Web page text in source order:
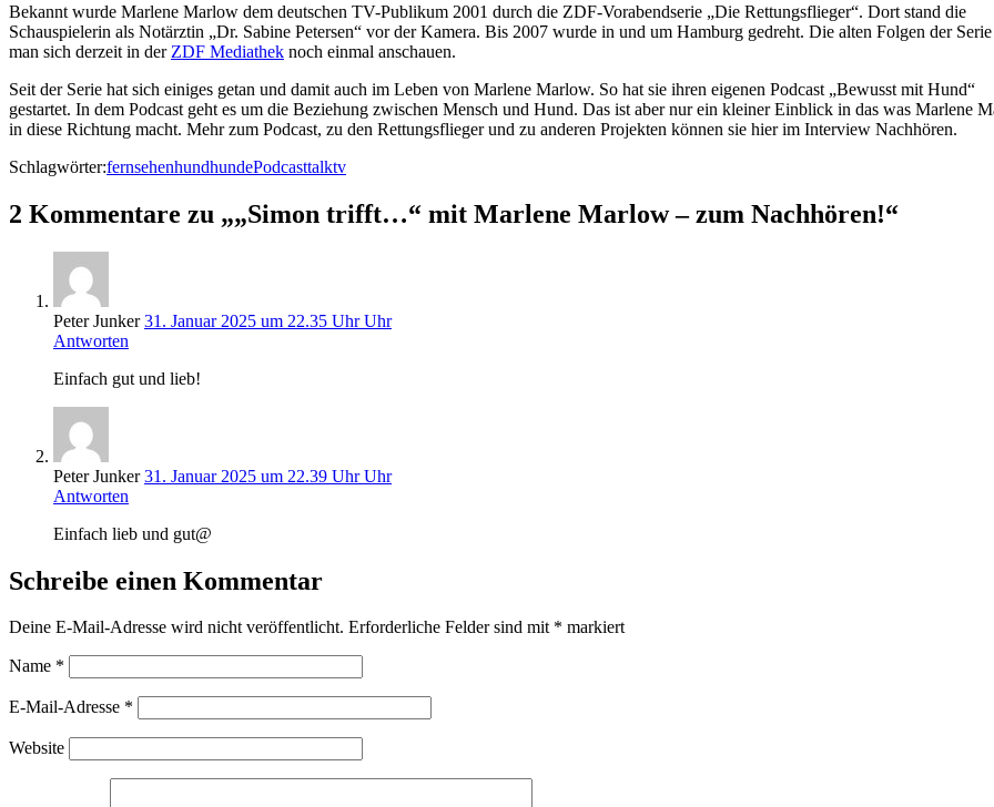
Bekannt wurde Marlene Marlow dem deutschen TV-Publikum 2001 durch die ZDF-Vorabendserie „Die Rettungsflieger“. Dort stand die
Schauspielerin als Notärztin „Dr. Sabine Petersen“ vor der Kamera. Bis 2007 wurde in und um Hamburg gedreht. Die alten Folgen der
man sich derzeit in der ZDF Mediathek noch einmal anschauen.
Seit der Serie hat sich einiges getan und damit auch im Leben von Marlene Marlow. So hat sie ihren eigenen Podcast „Bewusst mit Hund“
gestartet. In dem Podcast geht es um die Beziehung zwischen Mensch und Hund. Das ist aber nur ein kleiner Einblick in das was Marlene
in diese Richtung macht. Mehr zum Podcast, zu den Rettungsflieger und zu anderen Projekten können sie hier im Interview Nachhören.
Schlagwörter:fernsehenhundhundePodcasttalktv
2 Kommentare zu „„Simon trifft…“ mit Marlene Marlow – zum Nachhören!“
Peter Junker 31. Januar 2025 um 22.35 Uhr Uhr
Antworten
Einfach gut und lieb!
Peter Junker 31. Januar 2025 um 22.39 Uhr Uhr
Antworten
Einfach lieb und gut@
Schreibe einen Kommentar
Deine E-Mail-Adresse wird nicht veröffentlicht. Erforderliche Felder sind mit * markiert
Name *
E-Mail-Adresse *
Website